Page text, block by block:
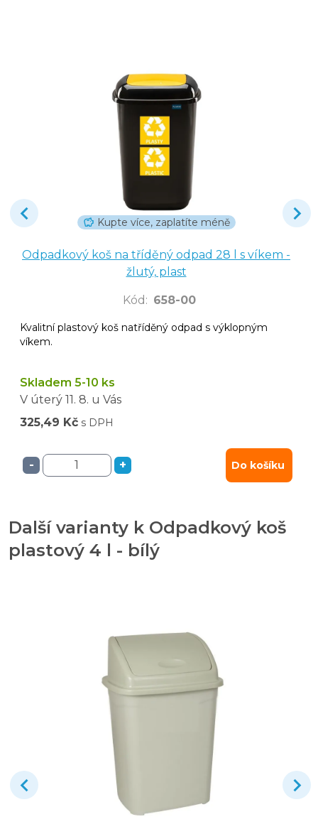
Kupte více, zaplatíte méně
Odpadkový koš na tříděný odpad 28 l s víkem -
žlutý, plast
Kód : 658-00
Kvalitní plastový koš natříděný odpad s výklopným
víkem.
Skladem 5-10 ks
V úterý 11. 8. u Vás
325,49 Kč s DPH
- + Do košíku
Další varianty k Odpadkový koš
plastový 4 l - bílý